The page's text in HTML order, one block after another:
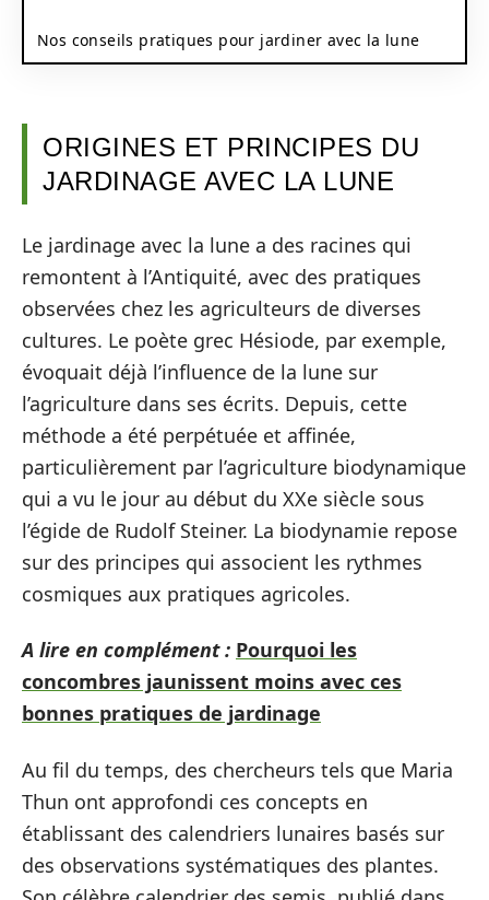
Nos conseils pratiques pour jardiner avec la lune
ORIGINES ET PRINCIPES DU
JARDINAGE AVEC LA LUNE
Le jardinage avec la lune a des racines qui
remontent à l’Antiquité, avec des pratiques
observées chez les agriculteurs de diverses
cultures. Le poète grec Hésiode, par exemple,
évoquait déjà l’influence de la lune sur
l’agriculture dans ses écrits. Depuis, cette
méthode a été perpétuée et affinée,
particulièrement par l’agriculture biodynamique
qui a vu le jour au début du XXe siècle sous
l’égide de Rudolf Steiner. La biodynamie repose
sur des principes qui associent les rythmes
cosmiques aux pratiques agricoles.
A lire en complément : Pourquoi les
concombres jaunissent moins avec ces
bonnes pratiques de jardinage
Au fil du temps, des chercheurs tels que Maria
Thun ont approfondi ces concepts en
établissant des calendriers lunaires basés sur
des observations systématiques des plantes.